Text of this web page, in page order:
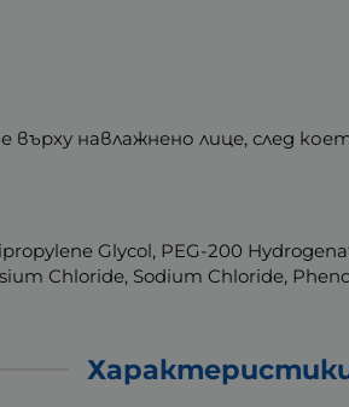
навлажнено лице, след
Glycol, PEG-200
Chloride, Sodium Chloride,